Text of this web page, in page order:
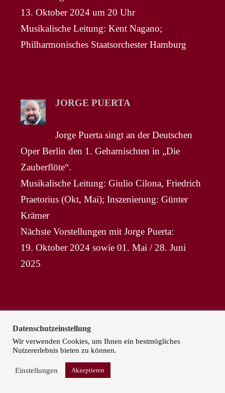
13. Oktober 2024 um 20 Uhr
Musikalische Leitung: Kent Nagano;
Philharmonisches Staatsorchester Hamburg
JORGE PUERTA
Jorge Puerta singt an der Deutschen
Oper Berlin den 1. Geharnischten in „Die
Zauberflöte“.
Musikalische Leitung: Giulio Cilona, Friedrich
Praetorius (Okt, Mai); Inszenierung: Günter
Krämer
Nächste Vorstellungen mit Jorge Puerta:
19. Oktober 2024 sowie 01. Mai / 28. Juni
2025
Alyona Rostovskya ist am Hessischen
Staatstheater Wiesbaden als eine der Barbaras in
Datenschutzeinstellung
Wir verwenden Cookies, um Ihnen ein bestmögliches
Nutzererlebnis bieten zu können.
Einstellungen Akzeptieren